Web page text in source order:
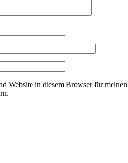
Website in diesem Browser für meinen